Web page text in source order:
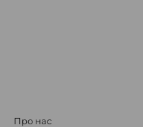
Про нас